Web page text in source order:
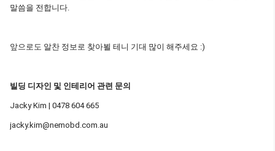
말씀을 전합니다.
앞으로도 알찬 정보로 찾아뵐 테니 기대 많이 해주세요 :)
빌딩 디자인 및 인테리어 관련 문의
Jacky Kim | 0478 604 665
jacky.kim@nemobd.com.au